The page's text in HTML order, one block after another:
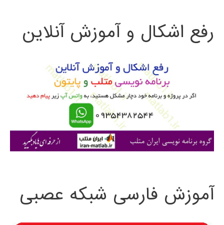
ج
ی
رفع اشکال و آموزش آنلاین
آموزش فارسی شبکه عصبی